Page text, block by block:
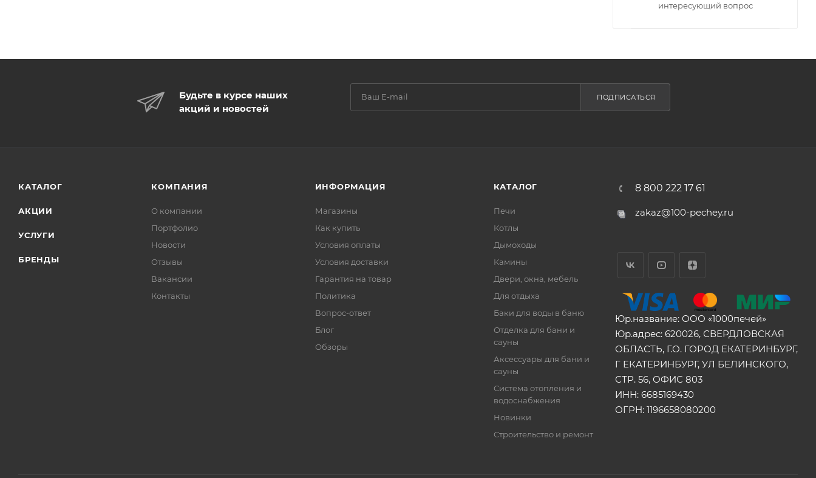
интересующий вопрос
Будьте в курсе наших
акций и новостей
ПОДПИСАТЬСЯ
КАТАЛОГ
АКЦИИ
УСЛУГИ
БРЕНДЫ
КОМПАНИЯ
О компании
Портфолио
Новости
Отзывы
Вакансии
Контакты
ИНФОРМАЦИЯ
Магазины
Как купить
Условия оплаты
Условия доставки
Гарантия на товар
Политика
Вопрос-ответ
Блог
Обзоры
КАТАЛОГ
Печи
Котлы
Дымоходы
Камины
Двери, окна, мебель
Для отдыха
Баки для воды в баню
Отделка для бани и
сауны
Аксессуары для бани и
сауны
Система отопления и
водоснабжения
Новинки
Строительство и ремонт
8 800 222 17 61
zakaz@100-pechey.ru
Юр.название: ООО «1000печей»
Юр.адрес: 620026, СВЕРДЛОВСКАЯ
ОБЛАСТЬ, Г.О. ГОРОД ЕКАТЕРИНБУРГ,
Г ЕКАТЕРИНБУРГ, УЛ БЕЛИНСКОГО,
СТР. 56, ОФИС 803
ИНН: 6685169430
ОГРН: 1196658080200